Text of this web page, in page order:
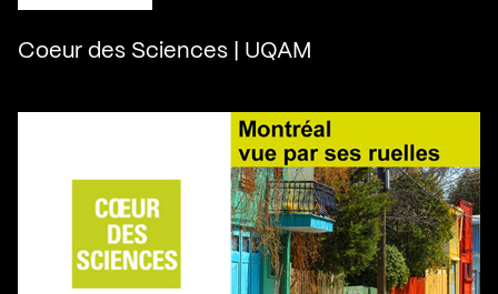
Coeur des Sciences | UQAM